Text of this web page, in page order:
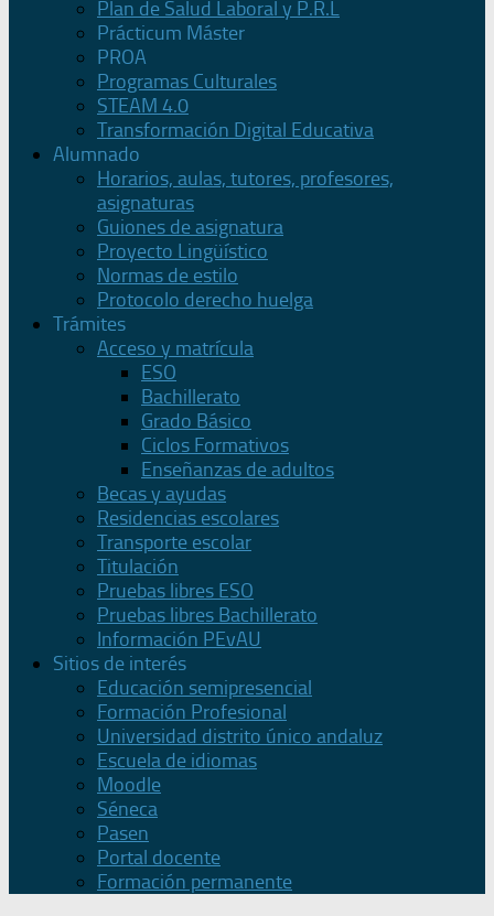
Plan de Salud Laboral y P.R.L
Prácticum Máster
PROA
Programas Culturales
STEAM 4.0
Transformación Digital Educativa
Alumnado
Horarios, aulas, tutores, profesores,
asignaturas
Guiones de asignatura
Proyecto Lingüístico
Normas de estilo
Protocolo derecho huelga
Trámites
Acceso y matrícula
ESO
Bachillerato
Grado Básico
Ciclos Formativos
Enseñanzas de adultos
Becas y ayudas
Residencias escolares
Transporte escolar
Titulación
Pruebas libres ESO
Pruebas libres Bachillerato
Información PEvAU
Sitios de interés
Educación semipresencial
Formación Profesional
Universidad distrito único andaluz
Escuela de idiomas
Moodle
Séneca
Pasen
Portal docente
Formación permanente